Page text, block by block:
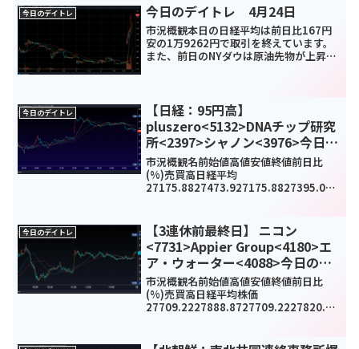
今日のデイトレ 今日のデイトレ 4月24日
市況概観本日の日経平均は前日比167円
安の1万9262円で取引を終えています。
また、前日のNYダウは原油先物が上昇し
型コロナウイ...
今日のデイトレ
【日経：95円高】
pluszero<5132>DNAチップ研究
所<2397>シャノン<3976>今日の
デイトレ1月25日
市況概観名前始値高値安値終値前日比
(%)売買高日経平均
27175.8827473.927175.8827395.019
97.77(0.39%)10190...
今日のデイトレ
【3連休前最終日】 ニコン
<7731>Appier Group<4180>エ
ア・ウォーター<4088>今日のデ
イトレ8月6日
市況概観名前始値高値安値終値前日比
(%)売買高日経平均株価
27709.2227888.8727709.2227820.04